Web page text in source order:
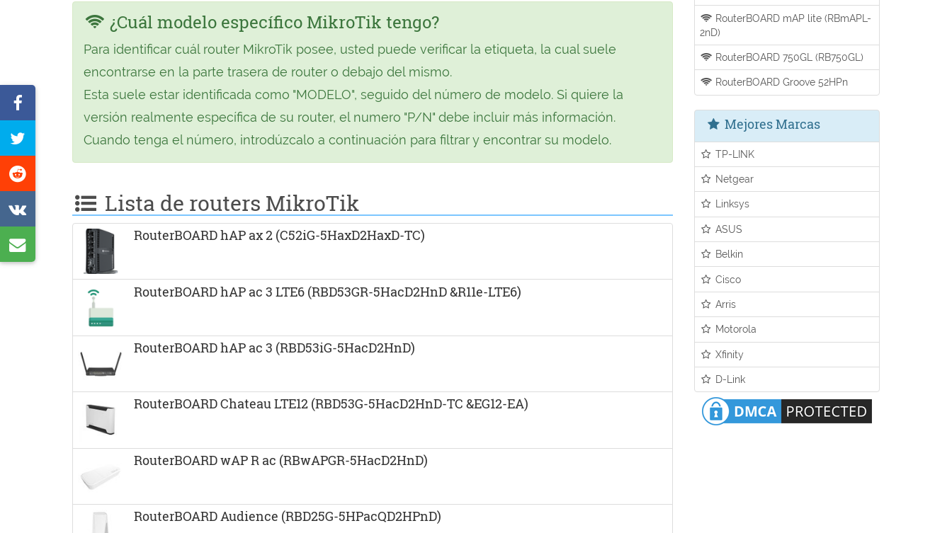
¿Cuál modelo específico MikroTik tengo?
Para identificar cuál router MikroTik posee, usted puede verificar la etiqueta, la cual suele
encontrarse en la parte trasera de router o debajo del mismo.
Esta suele estar identificada como "MODELO", seguido del número de modelo. Si quiere la
versión realmente específica de su router, el numero "P/N" debe incluir más información.
Cuando tenga el número, introdúzcalo a continuación para filtrar y encontrar su modelo.
Lista de routers MikroTik
RouterBOARD hAP ax 2 (C52iG-5HaxD2HaxD-TC)
RouterBOARD hAP ac 3 LTE6 (RBD53GR-5HacD2HnD &R11e-LTE6)
RouterBOARD hAP ac 3 (RBD53iG-5HacD2HnD)
RouterBOARD Chateau LTE12 (RBD53G-5HacD2HnD-TC &EG12-EA)
RouterBOARD wAP R ac (RBwAPGR-5HacD2HnD)
RouterBOARD Audience (RBD25G-5HPacQD2HPnD)
Compartir
en
Facebook
esta
en
Reddit
Compartir
en
VK
Compartir
vía
RouterBOARD mAP lite (RBmAPL-
2nD)
RouterBOARD 750GL (RB750GL)
RouterBOARD Groove 52HPn
Mejores Marcas
TP-LINK
Netgear
Linksys
ASUS
Belkin
Cisco
Arris
Motorola
Xfinity
D-Link